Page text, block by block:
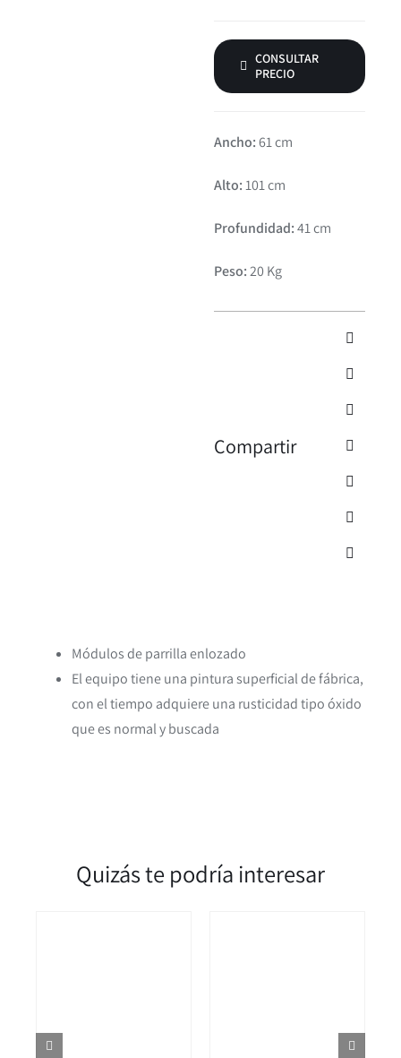
CONSULTAR
PRECIO
Ancho:61 cm
Alto:101 cm
Profundidad:41 cm
Peso:20 Kg
Compartir
Módulos de parrilla enlozado
El equipo tiene una pintura superficial de fábrica,
con el tiempo adquiere una rusticidad tipo óxido
que es normal y buscada
Quizás te podría interesar